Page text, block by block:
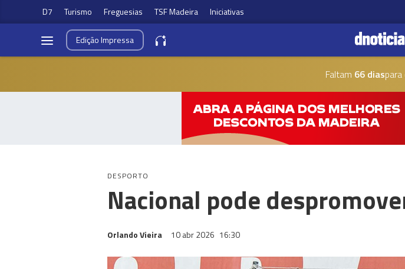
D7 Turismo Freguesias TSF Madeira Iniciativas
EdiçãoImpressa
Faltam 66 dias
DESPORTO
Nacional pode
Orlando Vieira 10 abr 2026 16:30